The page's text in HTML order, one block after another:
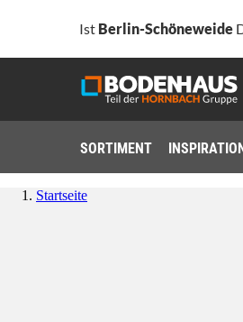
Ist Berlin-Schöneweide
SORTIMENT
Startseite